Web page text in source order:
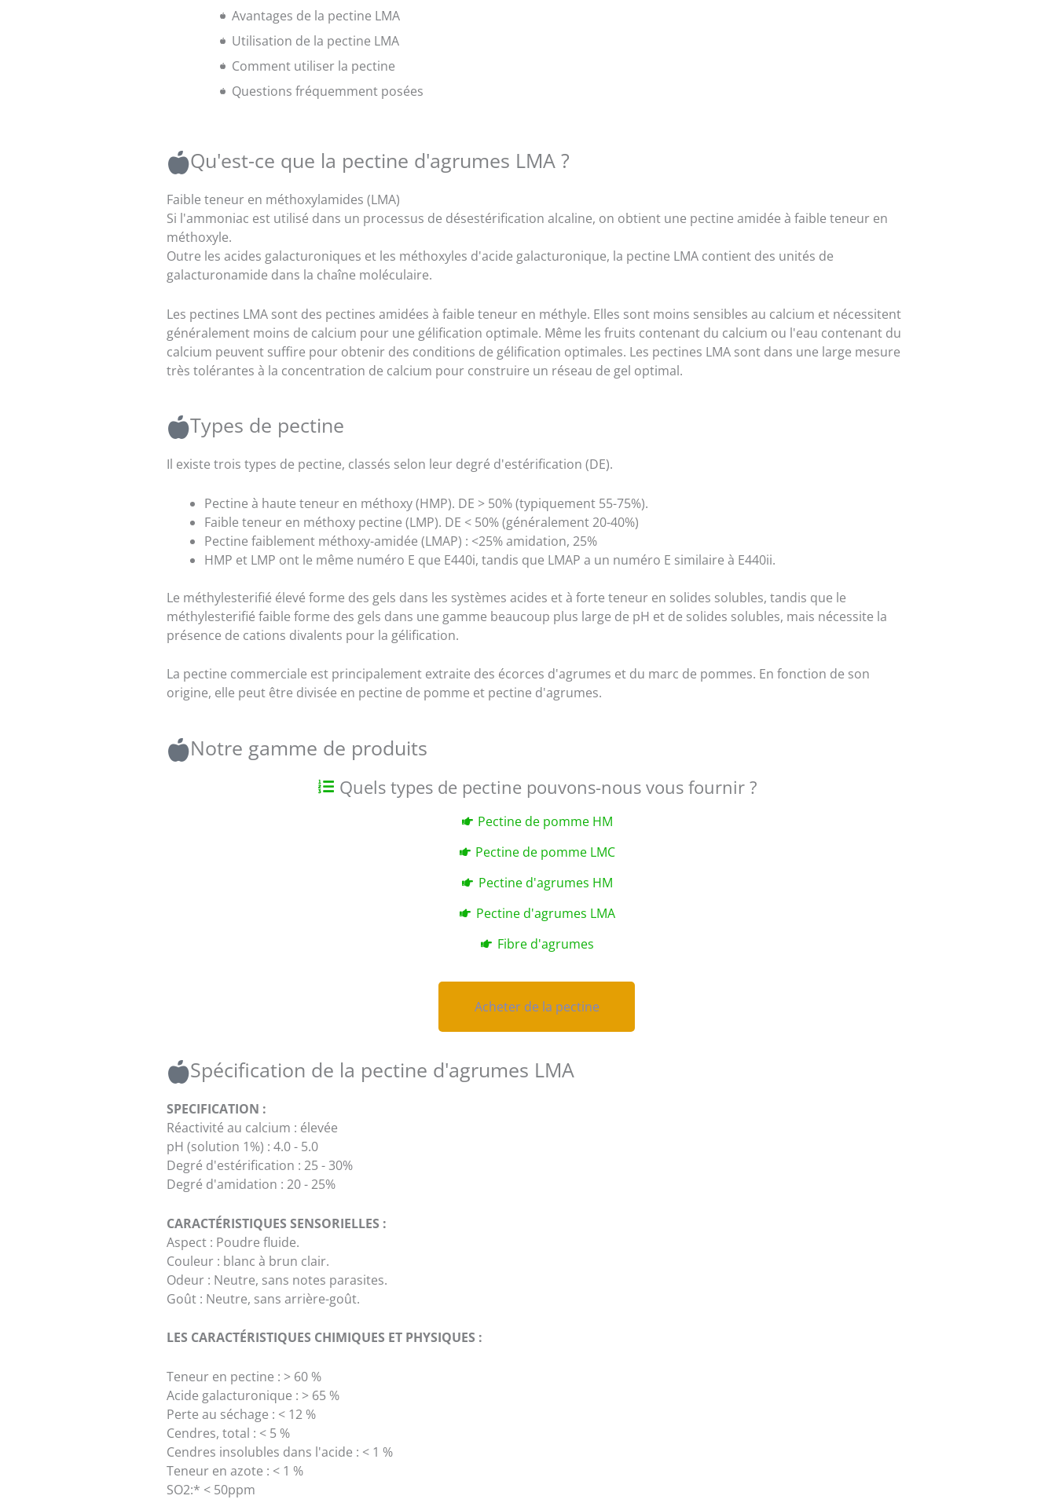
Avantages de la pectine LMA
Utilisation de la pectine LMA
Comment utiliser la pectine
Questions fréquemment posées
Qu'est-ce que la pectine d'agrumes LMA ?
Faible teneur en méthoxylamides (LMA)
Si l'ammoniac est utilisé dans un processus de désestérification alcaline, on obtient une pectine amidée à faible teneur en
méthoxyle.
Outre les acides galacturoniques et les méthoxyles d'acide galacturonique, la pectine LMA contient des unités de
galacturonamide dans la chaîne moléculaire.
Les pectines LMA sont des pectines amidées à faible teneur en méthyle. Elles sont moins sensibles au calcium et nécessitent
généralement moins de calcium pour une gélification optimale. Même les fruits contenant du calcium ou l'eau contenant du
calcium peuvent suffire pour obtenir des conditions de gélification optimales. Les pectines LMA sont dans une large mesure
très tolérantes à la concentration de calcium pour construire un réseau de gel optimal.
Types de pectine
Il existe trois types de pectine, classés selon leur degré d'estérification (DE).
Pectine à haute teneur en méthoxy (HMP). DE > 50% (typiquement 55-75%).
Faible teneur en méthoxy pectine (LMP). DE < 50% (généralement 20-40%)
Pectine faiblement méthoxy-amidée (LMAP) : <25% amidation, 25%
HMP et LMP ont le même numéro E que E440i, tandis que LMAP a un numéro E similaire à E440ii.
Le méthylesterifié élevé forme des gels dans les systèmes acides et à forte teneur en solides solubles, tandis que le
méthylesterifié faible forme des gels dans une gamme beaucoup plus large de pH et de solides solubles, mais nécessite la
présence de cations divalents pour la gélification.
La pectine commerciale est principalement extraite des écorces d'agrumes et du marc de pommes. En fonction de son
origine, elle peut être divisée en pectine de pomme et pectine d'agrumes.
Notre gamme de produits
Quels types de pectine pouvons-nous vous fournir ?
Pectine de pomme HM
Pectine de pomme LMC
Pectine d'agrumes HM
Pectine d'agrumes LMA
Fibre d'agrumes
Acheter de la pectine
Acheter de la pectine
Spécification de la pectine d'agrumes LMA
SPECIFICATION :
Réactivité au calcium : élevée
pH (solution 1%) : 4.0 - 5.0
Degré d'estérification : 25 - 30%
Degré d'amidation : 20 - 25%
CARACTÉRISTIQUES SENSORIELLES :
Aspect : Poudre fluide.
Couleur : blanc à brun clair.
Odeur : Neutre, sans notes parasites.
Goût : Neutre, sans arrière-goût.
LES CARACTÉRISTIQUES CHIMIQUES ET PHYSIQUES :
Teneur en pectine : > 60 %
Acide galacturonique : > 65 %
Perte au séchage : < 12 %
Cendres, total : < 5 %
Cendres insolubles dans l'acide : < 1 %
Teneur en azote : < 1 %
SO2:* < 50ppm